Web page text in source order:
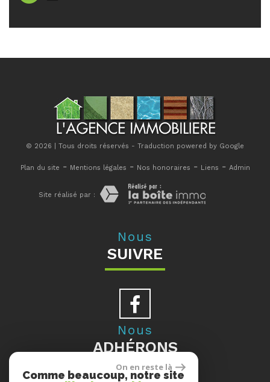
© 2026 | Tous droits réservés - Traduction powered by Google
Plan du site - Mentions légales - Nos honoraires - Liens - Admin
Site réalisé par :
Nous
SUIVRE
Nous
ADHÉRONS
On en reste là
Comme beaucoup, notre site